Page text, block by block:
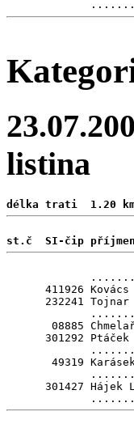
listina
délka trati  1.20
st.č  SI-čip
411926 Kovács
232241 Tojnar
08885
301292 Ptáček
49319
301427 Hájek